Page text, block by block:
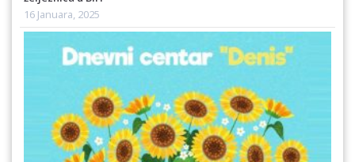
16 Januara, 2025